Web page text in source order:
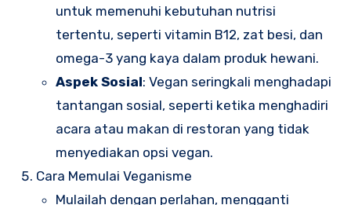
untuk memenuhi kebutuhan nutrisi
tertentu, seperti vitamin B12, zat besi, dan
omega-3 yang kaya dalam produk hewani.
Aspek Sosial: Vegan seringkali menghadapi
tantangan sosial, seperti ketika menghadiri
acara atau makan di restoran yang tidak
menyediakan opsi vegan.
Cara Memulai Veganisme
Mulailah dengan perlahan, mengganti